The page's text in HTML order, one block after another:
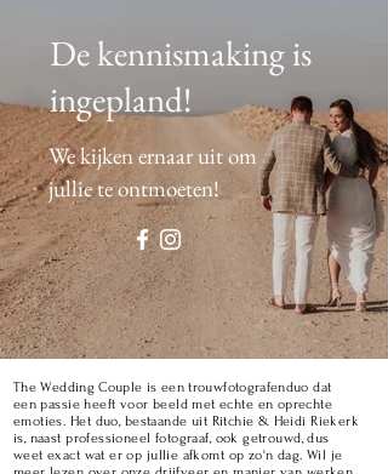
De kennismaking is
ingepland!
We kijken ernaar uit om
jullie te ontmoeten!
The Wedding Couple is een trouwfotografenduo dat
eenpassie heeft voor beeld met echte en oprechte
emoties. Het duo, bestaande uit Ritchie & Heidi Riekerk
is, naast professioneel fotograaf, ook getrouwd, dus
weet exact wat er op jullie afkomt op zo'n dag. Wil je